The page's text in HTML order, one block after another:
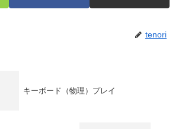
tenori
キーボード（物理）プレイ